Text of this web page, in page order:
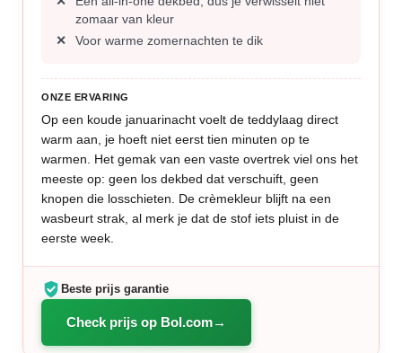
zomaar van kleur
Voor warme zomernachten te dik
ONZE ERVARING
Op een koude januarinacht voelt de teddylaag direct
warm aan, je hoeft niet eerst tien minuten op te
warmen. Het gemak van een vaste overtrek viel ons het
meeste op: geen los dekbed dat verschuift, geen
knopen die losschieten. De crèmekleur blijft na een
wasbeurt strak, al merk je dat de stof iets pluist in de
eerste week.
Beste prijs garantie
Check prijs op Bol.com